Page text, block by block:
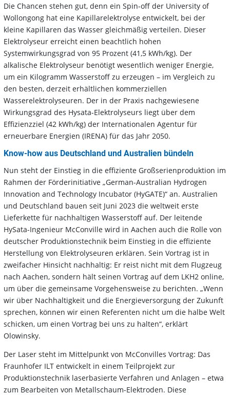
Die Chancen stehen gut, denn ein Spin-off der University of
Wollongong hat eine Kapillarelektrolyse entwickelt, bei der
kleine Kapillaren das Wasser gleichmäßig verteilen. Dieser
Elektrolyseur erreicht einen beachtlich hohen
Systemwirkungsgrad von 95 Prozent (41,5 kWh/kg). Der
alkalische Elektrolyseur benötigt wesentlich weniger Energie,
um ein Kilogramm Wasserstoff zu erzeugen – im Vergleich zu
den besten, derzeit erhältlichen kommerziellen
Wasserelektrolyseuren. Der in der Praxis nachgewiesene
Wirkungsgrad des Hysata-Elektrolyseurs liegt über dem
Effizienzziel (42 kWh/kg) der Internationalen Agentur für
erneuerbare Energien (IRENA) für das Jahr 2050.
Know-how aus Deutschland und Australien bündeln
Nun steht der Einstieg in die effiziente Großserienproduktion im
Rahmen der Förderinitiative „German-Australian Hydrogen
Innovation and Technology Incubator (HyGATE)“ an. Australien
und Deutschland bauen seit Juni 2023 die weltweit erste
Lieferkette für nachhaltigen Wasserstoff auf. Der leitende
HySata-Ingenieur McConville wird in Aachen auch die Rolle von
deutscher Produktionstechnik beim Einstieg in die effiziente
Herstellung von Elektrolyseuren erklären. Sein Vortrag ist in
zweifacher Hinsicht nachhaltig: Er reist nicht mit dem Flugzeug
nach Aachen, sondern hält seinen Vortrag auf dem LKH2 online,
um über die gemeinsame Vorgehensweise zu berichten. „Wenn
wir über Nachhaltigkeit und die Energieversorgung der Zukunft
sprechen, können wir einen Referenten nicht um die halbe Welt
schicken, um einen Vortrag bei uns zu halten“, erklärt
Olowinsky.
Der Laser steht im Mittelpunkt von McConvilles Vortrag: Das
Fraunhofer ILT entwickelt in einem Teilprojekt zur
Produktionstechnik laserbasierte Verfahren und Anlagen – etwa
zum Bearbeiten von Metallschaum-Elektroden. Diese